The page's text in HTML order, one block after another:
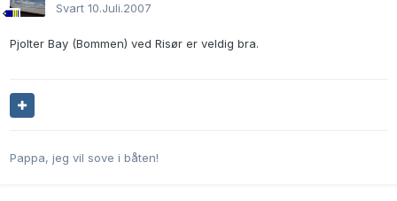
Svart 10.Juli.2007
Pjolter Bay (Bommen) ved Risør er veldig bra.
Pappa, jeg vil sove i båten!